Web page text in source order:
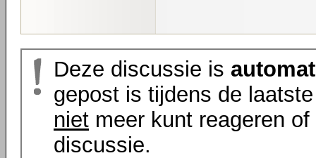
Deze discussie is
gepost is tijdens de
niet meer kunt reageren
discussie.